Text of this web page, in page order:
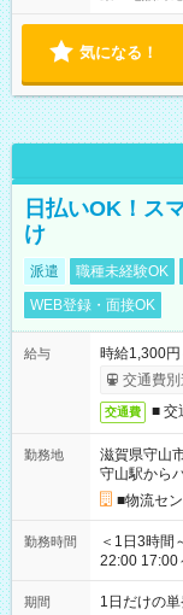
気になる！
日払いOK！ス
け
派遣 職種未経験OK
WEB登録・面接OK
給与
時給1,300
交通費別
交通費 ■ 交
勤務地
滋賀県守山
守山駅から
■物流セ
勤務時間
＜1日3時間～OK！＞ ▼ 例えば…
22:00 17:00～22:00 など こち
ださい！
期間 1日だけの